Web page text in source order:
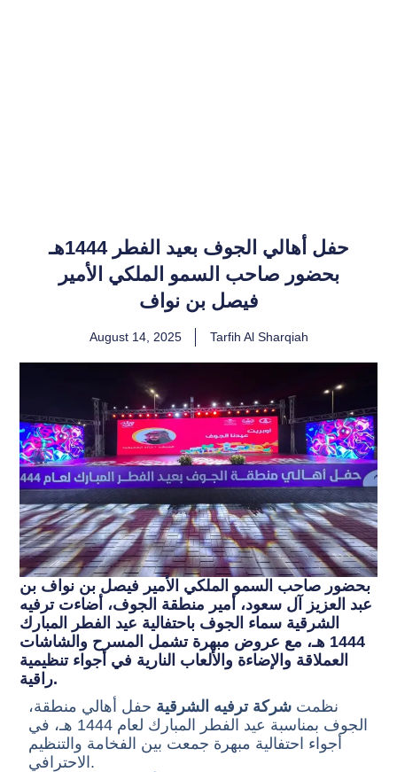
حفل أهالي الجوف بعيد الفطر 1444هـ
بحضور صاحب السمو الملكي الأمير
فيصل بن نواف
August 14, 2025 Tarfih Al Sharqiah
بحضور صاحب السمو الملكي الأمير فيصل بن نواف بن
عبد العزيز آل سعود، أمير منطقة الجوف، أضاءت ترفيه
الشرقية سماء الجوف باحتفالية عيد الفطر المبارك
1444 هـ، مع عروض مبهرة تشمل المسرح والشاشات
العملاقة والإضاءة والألعاب النارية في أجواء تنظيمية
راقية.
،نظمت شركة ترفيه الشرقية حفل أهالي منطقة
الجوف بمناسبة عيد الفطر المبارك لعام 1444 هـ، في
أجواء احتفالية مبهرة جمعت بين الفخامة والتنظيم
الاحترافي.